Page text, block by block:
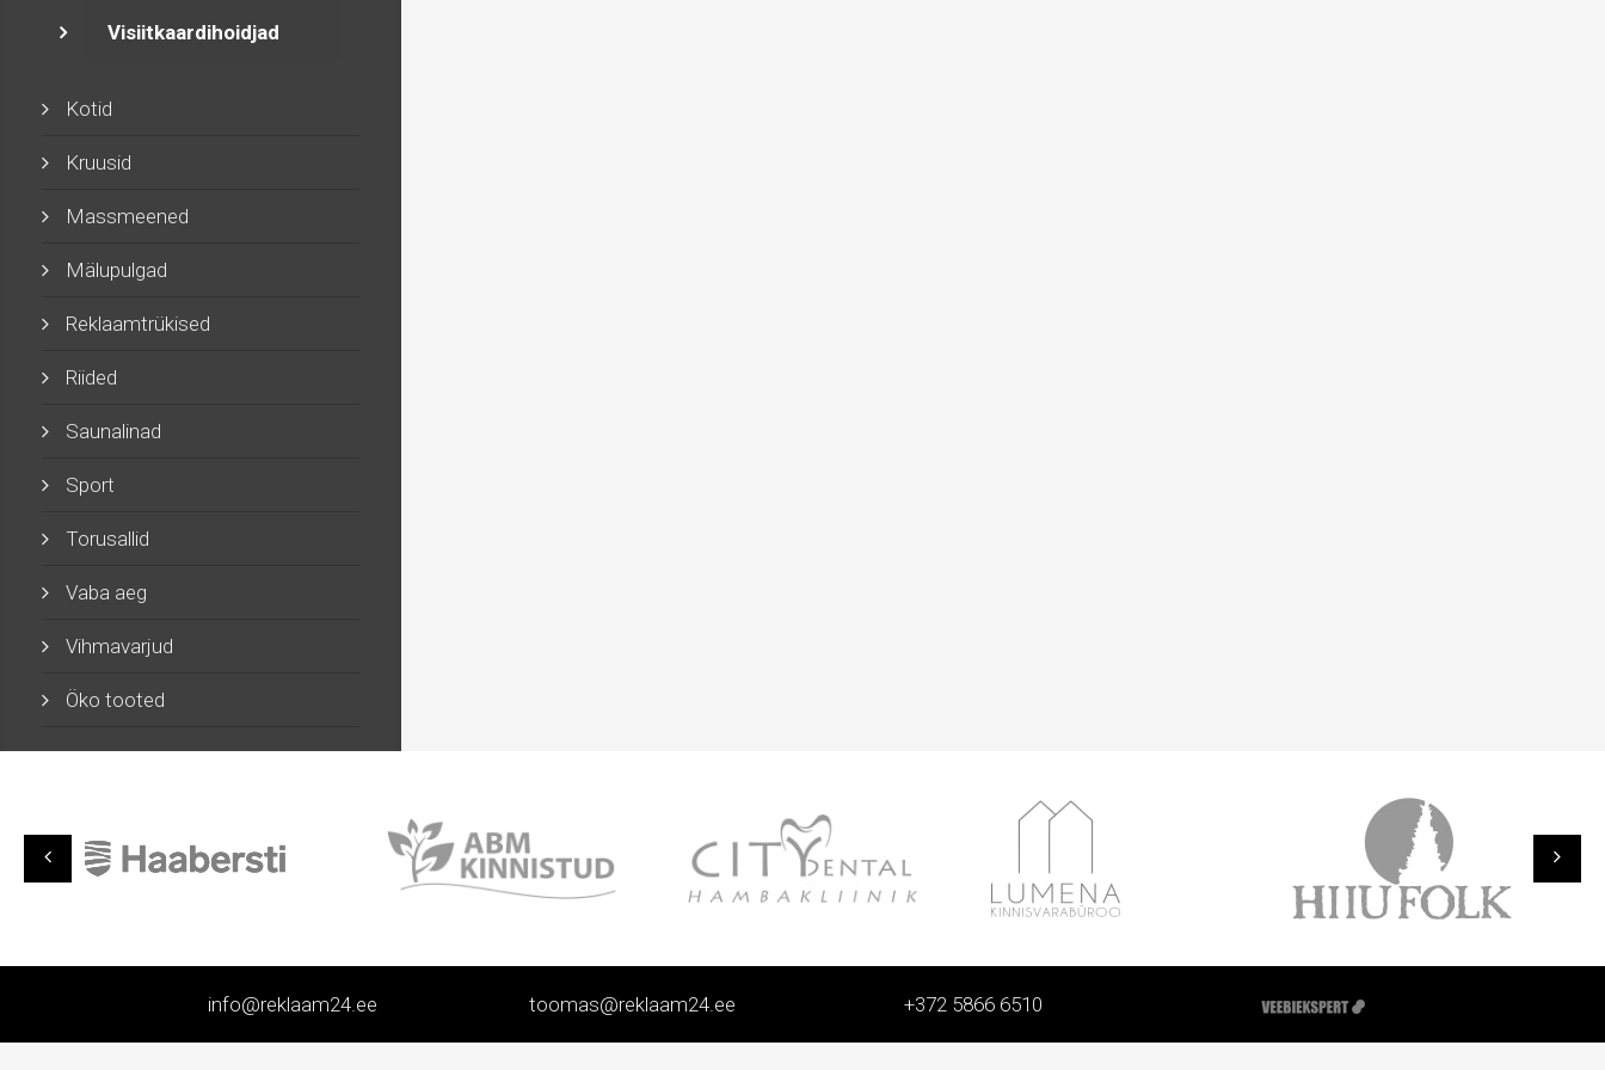
Visiitkaardihoidjad
Kotid
Kruusid
Massmeened
Mälupulgad
Reklaamtrükised
Riided
Saunalinad
Sport
Torusallid
Vaba aeg
Vihmavarjud
Öko tooted
info@reklaam24.ee toomas@reklaam24.ee +372 5866 6510